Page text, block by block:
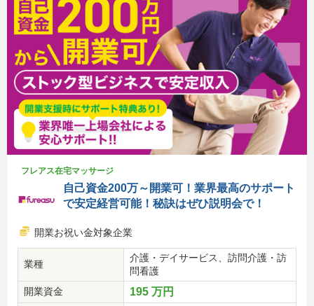
フレアス在宅マッサージ
自己資金200万～開業可！業界最高のサポート
で安定経営可能！秘訣はぜひ説明会で！
開業お祝い金対象企業
業種
介護・デイサービス、訪問介護・訪
問看護
開業資金
195 万円